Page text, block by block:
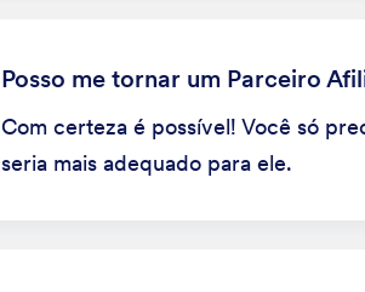
Posso me tornar um Parceiro
Com certeza é possível! Você só
seria mais adequado para ele.